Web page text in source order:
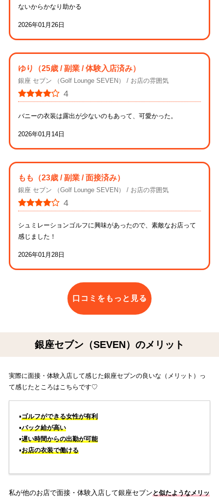
ないからかなり助かる
2026年01月26日
ゆり （25歳 / 副業 / 体験入店済み）
銀座 セブン （Golf Lounge SEVEN） お店の雰囲気
4
バニーの衣装は露出が少ないのもあって、可愛かった。
2026年01月14日
もも （23歳 / 副業 / 面接済み）
銀座 セブン （Golf Lounge SEVEN） お店の雰囲気
4
シュミレーションゴルフに興味があったので、素敵なお店って
感じました！
2026年01月28日
口コミをもっと見る
銀座セブン（SEVEN）のメリット
実際に面接・体験入店して感じた銀座セブンの良いな（メリット）っ
て感じたところはこちらです♡
▪️ゴルフができる女性が有利
▪️バック給が高い
▪️遅い時間からの出勤が可能
▪️お店の衣装で働ける
私が他のお店で面接・体験入店して銀座セブン と似たようなメリッ